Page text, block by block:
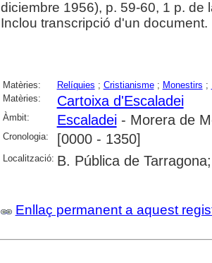
diciembre 1956), p. 59-60, 1 p. de
Inclou transcripció d'un document.
Matèries: Relíquies ; Cristianisme; Monestirs ;
Matèries:
Cartoixa d'Escaladei
Àmbit: Escaladei- Morera de
Cronologia: [0000 - 1350]
Localització: B. Pública de
Enllaç permanent a aquest